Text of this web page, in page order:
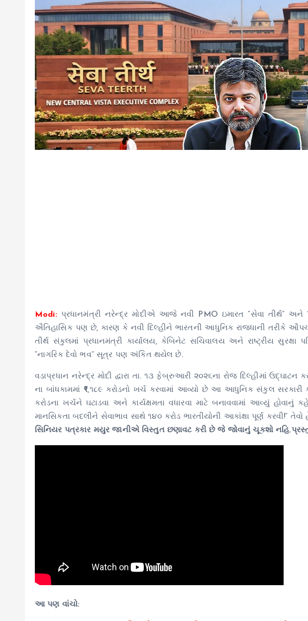
Modi:પ્રધાનમંત્રી નરેન્દ્ર મોદીએ આજે ​​નવી PMO ઇમારત “સેવા તીર્થ”
ઐતિહાસિક પણ છે, કારણ કે નવી દિલ્હીને ભારતની આધુનિક રાજધાની તરીકે
તીર્થ સંકુલમાં પ્રધાનમંત્રી કાર્યાલય, કેબિનેટ સચિવાલય અને રાષ્ટ્રીય સુરક્ષા
“નાગરિક દેવો ભવ” સૂત્ર પણ અંકિત થયેલ છે.
વડાપ્રધાન નરેન્દ્ર મોદી દ્વારા તા. ૧૩ ફેબ્રુઆરી ૨૦૨૬ના રોજ દિલ્હીમાં ઉદ્ઘાટન
ના બાંધકામમાં ₹૧,૧૮૯ કરોડનો ખર્ચ કરવામાં આવ્યો છે આ આધુનિક સંકુલ સરકારી
કરોડના ખર્ચને ઘટાડવા અને કાર્યક્ષમતા વધારવા માટે બનાવવામાં આવ્યું હોવાનું
માનસિકતા બદલીને સેવાભાવ સાથે ૧૪૦ કરોડ ભારતીયોની આકાંક્ષા પૂર્ણ કરવી!” તેવો
સિનિયર પત્રકાર મયુર જાનીએ વિસ્તુત છણાવટ કરી છે જે જોવાનું ચૂકશો
આ પણ વાંચો: